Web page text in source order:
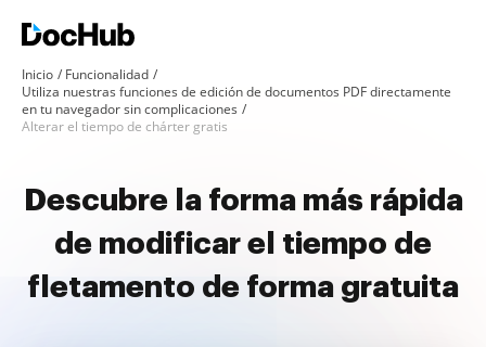
Inicio
Funcionalidad
Utiliza nuestras funciones de edición de documentos PDF directamente
en tu navegador sin complicaciones
Alterar el tiempo de chárter gratis
Descubre la forma más rápida
de modificar el tiempo de
fletamento de forma gratuita